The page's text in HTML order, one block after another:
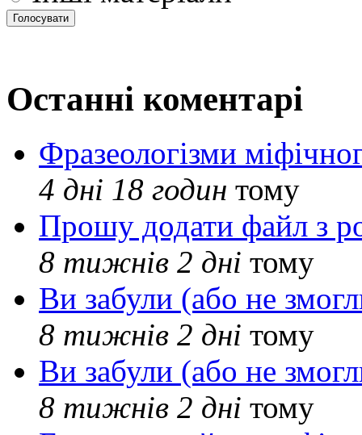
Останні коментарі
Фразеологізми
4 дні 18 годин тому
Прошу додати файл з
8 тижнів 2 дні тому
Ви забули (або не
8 тижнів 2 дні тому
Ви забули (або не
8 тижнів 2 дні тому